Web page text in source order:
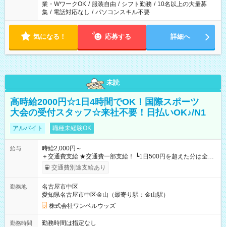
業・WワークOK / 服装自由 / シフト勤務 / 10名以上の大量募
集 / 電話対応なし / パソコンスキル不要
気になる！ 応募する 詳細へ
未読
高時給2000円☆1日4時間でOK！国際スポーツ
大会の受付スタッフ☆来社不要！日払いOK♪/N1
アルバイト 職種未経験OK
給与
時給2,000円～
＋交通費支給 ★交通費一部支給！ ┗1日500円を超えた分は全額
支給！ ※往復500円以内の方は自己負担となります ★日払い
OK！（規定あり） ┗働いたその日に現金GET♪ お仕事後はコン
期間なし
交通費別途支給あり
勤務地
名古屋市中区
愛知県名古屋市中区金山（最寄り駅：金山駅）
株式会社ワンベルウッズ
勤務時間
勤務時間は指定なし